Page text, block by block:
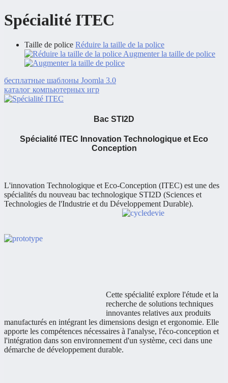
Spécialité ITEC
Taille de police Réduire la taille de la police
Augmenter la taille de police
бесплатные шаблоны Joomla 3.0
каталог компьютерных игр
Bac STI2D
Spécialité ITEC Innovation Technologique et Eco
Conception
L'innovation Technologique et Eco-Conception (ITEC) est une des
spécialités du nouveau bac technologique STI2D (Sciences et
Technologies de l'Industrie et du Développement Durable).
Cette spécialité explore l'étude et la
recherche de solutions techniques
innovantes relatives aux produits
manufacturés en intégrant les dimensions design et ergonomie. Elle
apporte les compétences nécessaires à l'analyse, l'éco-conception et
l'intégration dans son environnement d'un système, ceci dans une
démarche de développement durable.